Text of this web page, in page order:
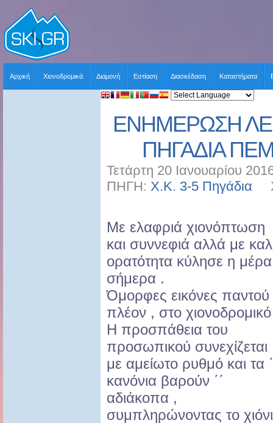
Αρχική Χιονοδρομικά Διαμονή Εστίαση Διασκέδαση Καταστήματα
ΕΝΗΜΕΡΩΣΗ
ΠΗΓΑΔΙΑ
Τετάρτη 20 Ιανουαρίου
ΠΗΓΗ: Χ.Κ. 3-5 Πηγάδια
Με ελαφριά χιονόπτωση
και συννεφιά αλλά με
ορατότητα κύλησε η μέρα
σήμερα .
Όμορφες εικόνες παντού
πλέον , στο
Η προσπάθεια του
προσωπικού συνεχίζεται
με αμείωτο ρυθμό και τα
κανόνια βαρούν ΄΄
αδιάκοπα ,
συμπληρώνοντας το χιόνι